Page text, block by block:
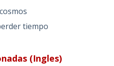
tiempo
(Ingles)